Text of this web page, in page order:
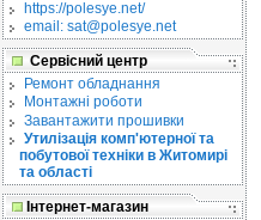
https://polesye.net/
email: sat@polesye.net
Сервісний центр
Ремонт обладнання
Монтажні роботи
Завантажити прошивки
Утилізація комп'ютерної та
побутової техніки в Житомирі
та області
Інтернет-магазин